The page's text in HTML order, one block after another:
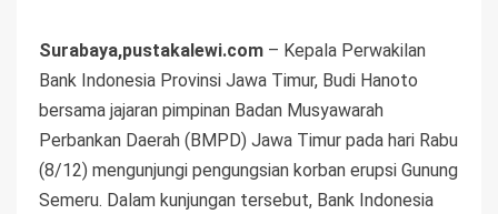
Surabaya,pustakalewi.com – Kepala Perwakilan
Bank Indonesia Provinsi Jawa Timur, Budi Hanoto
bersama jajaran pimpinan Badan Musyawarah
Perbankan Daerah (BMPD) Jawa Timur pada hari Rabu
(8/12) mengunjungi pengungsian korban erupsi Gunung
Semeru. Dalam kunjungan tersebut, Bank Indonesia